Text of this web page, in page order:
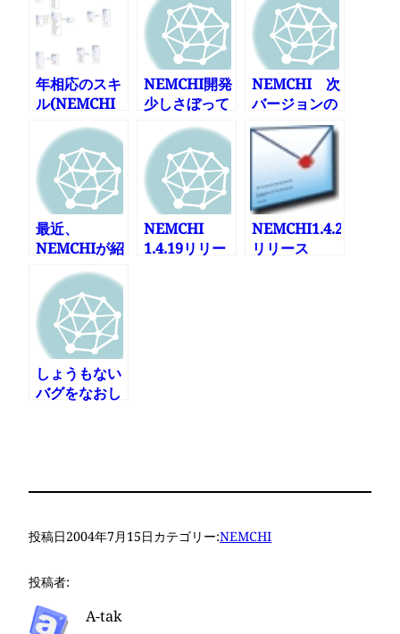
年相応のスキ
ル(NEMCHI
もリリースし
たよ)
NEMCHI開発
少しさぼって
ました
NEMCHI 次
バージョンの
予定
最近、
NEMCHIが紹
介された雑誌
もまとめてみ
る
NEMCHI
1.4.19リリー
NEMCHI1.4.23
リリース
しょうもない
バグをなおし
投稿日2004年7月15日カテゴリー:NEMCHI
投稿者:
A-tak